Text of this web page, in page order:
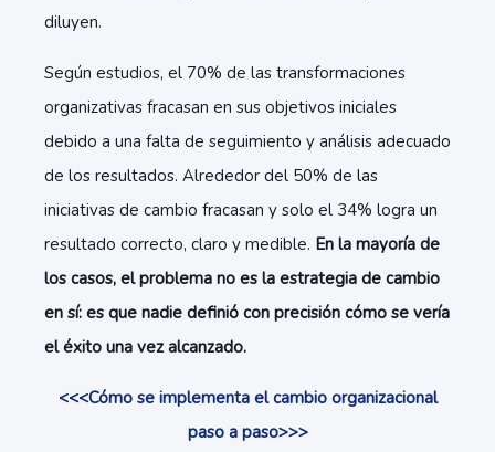
diluyen.
Según estudios, el 70% de las transformaciones
organizativas fracasan en sus objetivos iniciales
debido a una falta de seguimiento y análisis adecuado
de los resultados. Alrededor del 50% de las
iniciativas de cambio fracasan y solo el 34% logra un
resultado correcto, claro y medible. En la mayoría de
los casos, el problema no es la estrategia de cambio
en sí: es que nadie definió con precisión cómo se vería
el éxito una vez alcanzado.
<<<Cómo se implementa el cambio organizacional
paso a paso>>>